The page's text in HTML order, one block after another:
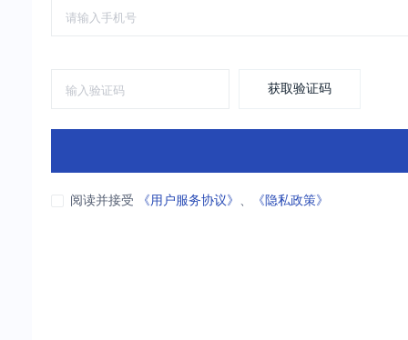
获取验证码
阅读并接受 《用户服务协议》 、 《隐私政策》